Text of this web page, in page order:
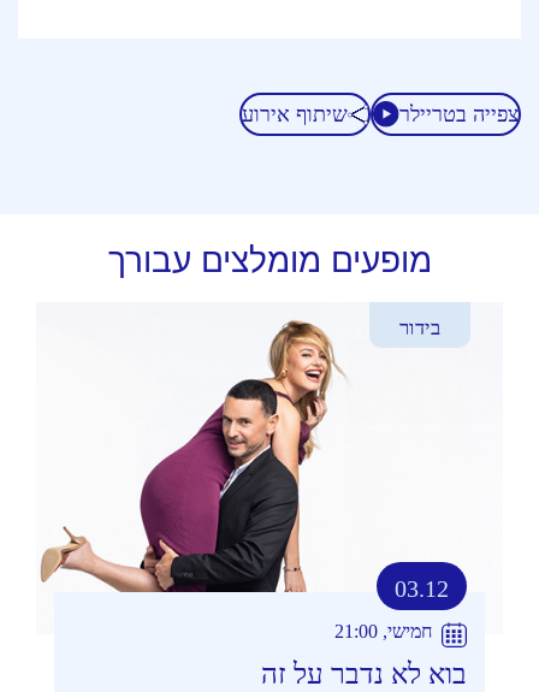
צפייה בטריילר שיתוף אירוע
מופעים מומלצים עבורך
בידור
03.12
חמישי, 21:00
בוא לא נדבר על זה